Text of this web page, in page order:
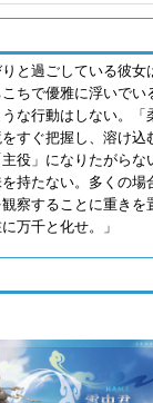
と過ごしている彼女
ちで優雅に浮いでい
な行動はしない。「
すぐ把握し、溶け込
役」になりたがらな
持たない。多くの場
察することに重きを
万千と化せ。」